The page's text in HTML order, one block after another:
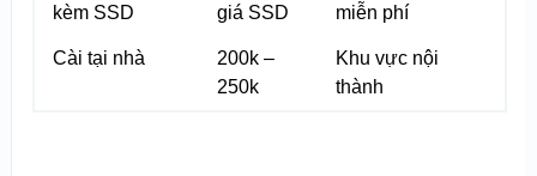
kèm SSD
giá SSD
miễn phí
Cài tại nhà
200k –
250k
Khu vực nội
thành